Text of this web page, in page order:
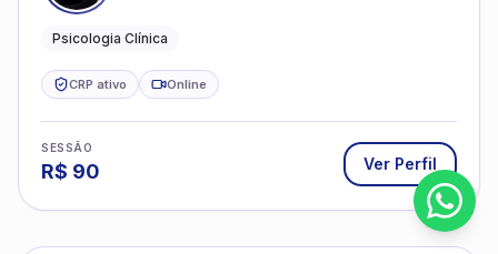
Psicologia Clínica
CRP ativo Online
SESSÃO
R$ 90 Ver Perfil